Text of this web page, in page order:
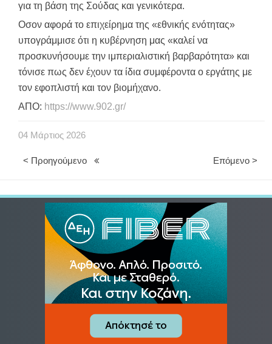
για τη βάση της Σούδας και γενικότερα.
Οσον αφορά το επιχείρημα της «εθνικής ενότητας»
υπογράμμισε ότι η κυβέρνηση μας «καλεί να
προσκυνήσουμε την ιμπεριαλιστική βαρβαρότητα» και
τόνισε πως δεν έχουν τα ίδια συμφέροντα ο εργάτης με
τον εφοπλιστή και τον βιομήχανο.
ΑΠΟ: https://www.902.gr/
04 Μάρτιος 2026
< Προηγούμενο Επόμενο >